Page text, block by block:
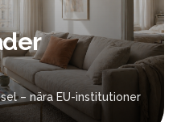
– nära EU-institutioner